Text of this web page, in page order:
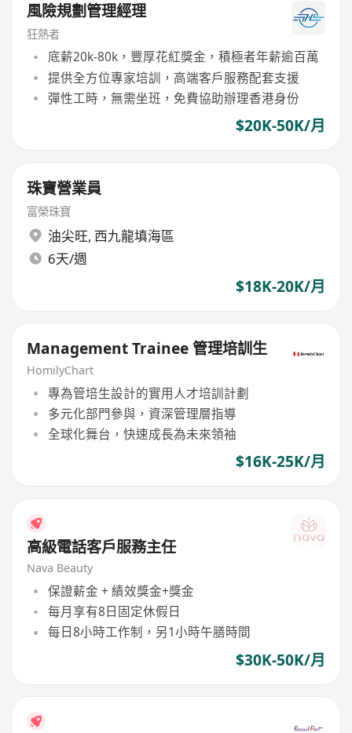
風險規劃管理經理
狂熱者
底薪20k-80k，豐厚花紅獎金，積極者年薪逾百萬
提供全方位專家培訓，高端客戶服務配套支援
彈性工時，無需坐班，免費協助辦理香港身份
$20K-50K/月
珠寶營業員
富榮珠寶
油尖旺, 西九龍填海區
6天/週
$18K-20K/月
Management Trainee 管理培訓生
HomilyChart
專為管培生設計的實用人才培訓計劃
多元化部門參與，資深管理層指導
全球化舞台，快速成長為未來領袖
$16K-25K/月
高級電話客戶服務主任
Nava Beauty
保證薪金 + 績效獎金+獎金
每月享有8日固定休假日
每日8小時工作制，另1小時午膳時間
$30K-50K/月